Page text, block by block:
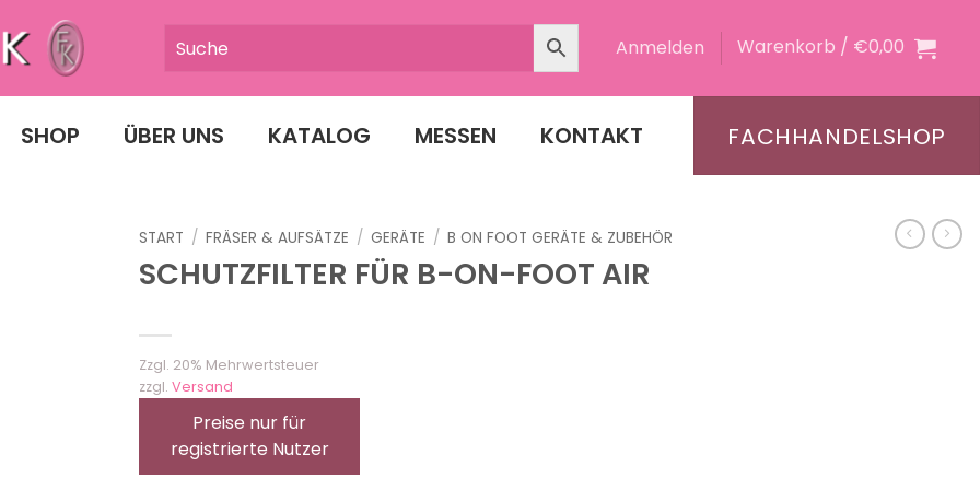
Anmelden Warenkorb / €0,00
SHOP ÜBER UNS KATALOG MESSEN KONTAKT FACHHANDELSHOP
START / FRÄSER & AUFSÄTZE / GERÄTE / B ON FOOT GERÄTE & ZUBEHÖR
SCHUTZFILTER FÜR B-ON-FOOT AIR
Zzgl. 20% Mehrwertsteuer
zzgl. Versand
Preise nur für
registrierte Nutzer